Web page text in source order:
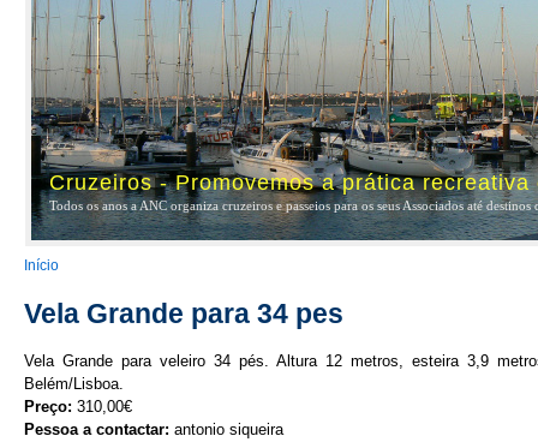
Cruzeiros - Promovemos a prática
Todos os anos a ANC organiza cruzeiros e passeios para os seus Associados até
You are here
Início
Vela Grande para 34 pes
Vela Grande para veleiro 34 pés. Altura 12 metros, esteira 3,9
Belém/Lisboa.
Preço: 310,00€
Pessoa a contactar: antonio siqueira